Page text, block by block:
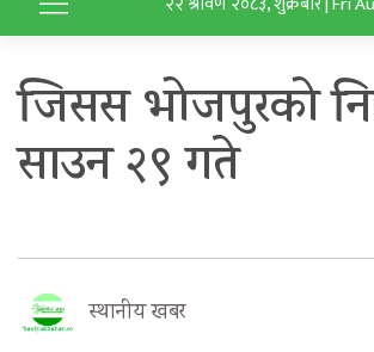
जिसस भोजपुरको
साउन २९ गते
स्थानीय खबर